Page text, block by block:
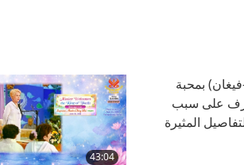
43:04
فيغان) بمحبة
على سبب
المثيرة
الله، وباسم